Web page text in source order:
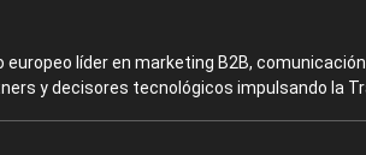
europeo líder en marketing B2B,
y decisores tecnológicos impulsando la